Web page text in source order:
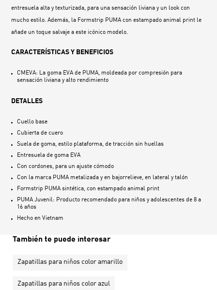
entresuela alta y texturizada, para una sensación liviana y un look con
mucho estilo. Además, la Formstrip PUMA con estampado animal print le
añade un toque salvaje a este icónico modelo.
CARACTERÍSTICAS Y BENEFICIOS
CMEVA: La goma EVA de PUMA, moldeada por compresión para
sensación liviana y alto rendimiento
DETALLES
Cuello base
Cubierta de cuero
Suela de goma, estilo plataforma, de tracción sin huellas
Entresuela de goma EVA
Con cordones, para un ajuste cómodo
Con la marca PUMA metalizada y en bajorrelieve, en lateral y talón
Formstrip PUMA sintética, con estampado animal print
PUMA Juvenil: Producto recomendado para niños y adolescentes de 8 a
16 años
Hecho en Vietnam
También te puede interesar
Zapatillas para niños color amarillo
Zapatillas para niños color azul